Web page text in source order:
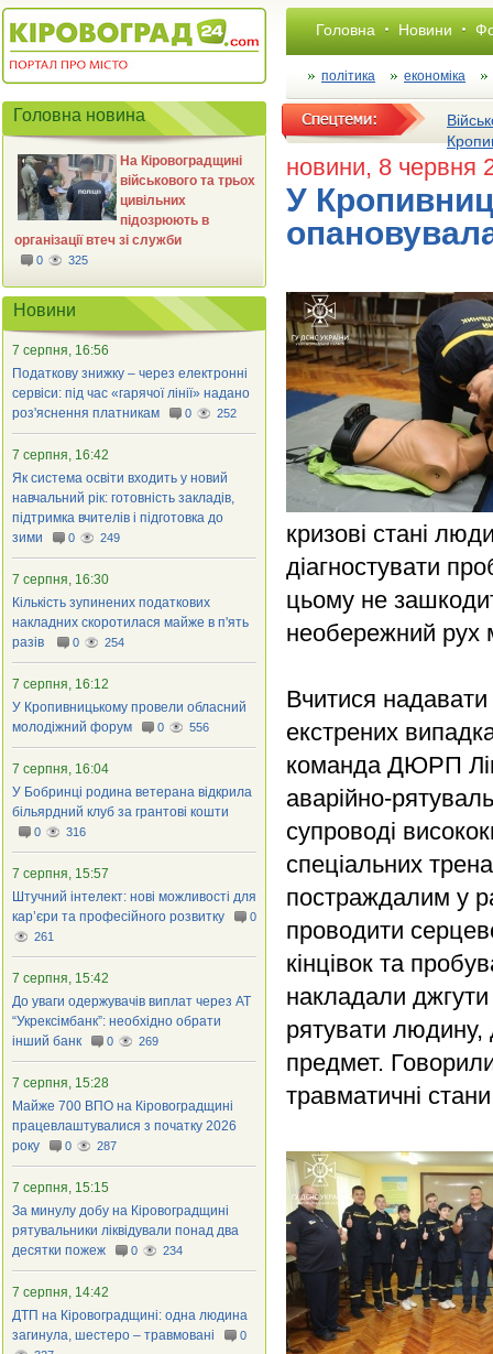
Головна Новини
політика економіка
новини, 8 червня
У
кризові стані
діагностувати
цьому не
необережний рух
Вчитися
екстрених
команда ДЮРП
аварійно-
супроводі
спеціальних
постраждалим у
проводити
кінцівок та
накладали джгути
рятувати людину,
предмет.
травматичні
Головна новина
На Кіровоградщині
військового та трьох
цивільних
підозрюють в
організації втеч зі служби
0 325
Новини
7 серпня, 16:56
Податкову знижку – через електронні
сервіси: під час «гарячої лінії» надано
роз'яснення платникам
0 252
7 серпня, 16:42
Як система освіти входить у новий
навчальний рік: готовність закладів,
підтримка вчителів і підготовка до
зими
0 249
7 серпня, 16:30
Кількість зупинених податкових
накладних скоротилася майже в п'ять
разів
0 254
7 серпня, 16:12
У Кропивницькому провели обласний
молодіжний форум
0 556
7 серпня, 16:04
У Бобринці родина ветерана відкрила
більярдний клуб за грантові кошти
0 316
7 серпня, 15:57
Штучний інтелект: нові можливості для
кар’єри та професійного розвитку
0
261
7 серпня, 15:42
До уваги одержувачів виплат через АТ
“Укрексімбанк”: необхідно обрати
інший банк
0 269
7 серпня, 15:28
Майже 700 ВПО на Кіровоградщині
працевлаштувалися з початку 2026
року
0 287
7 серпня, 15:15
За минулу добу на Кіровоградщині
рятувальники ліквідували понад два
десятки пожеж
0 234
7 серпня, 14:42
ДТП на Кіровоградщині: одна людина
загинула, шестеро – травмовані
0